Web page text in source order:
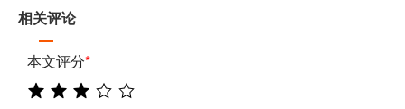
相关评论
本文评分*